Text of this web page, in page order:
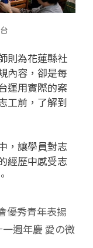
則為花蓮縣社
內容，卻是每
運用實際的案
工前，了解到
，讓學員對志
經歷中感受志
優秀青年表揚
週年慶 愛の微